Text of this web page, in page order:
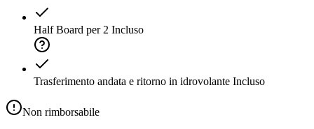
Half Board per 2 Incluso
Trasferimento andata e ritorno in idrovolante Incluso
Non rimborsabile